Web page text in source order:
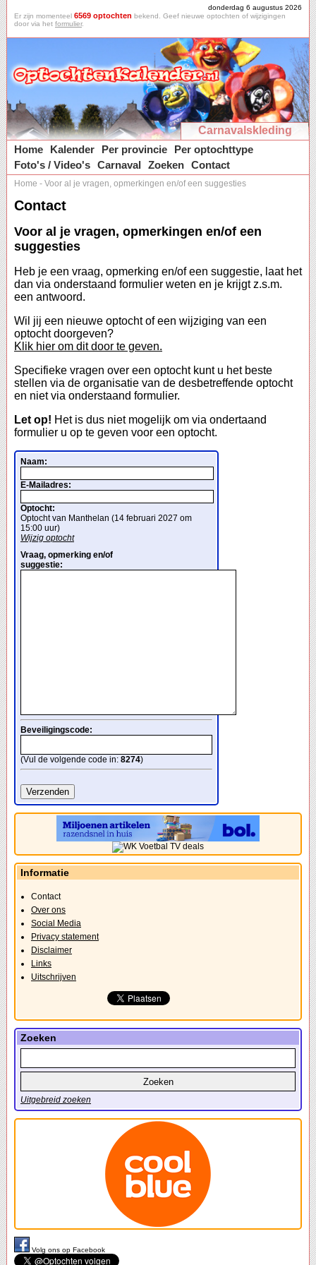
donderdag 6 augustus 2026
Er zijn momenteel 6569 optochten bekend. Geef nieuwe optochten of wijzigingen
door via het formulier.
Carnavalskleding
Home
Kalender Per provincie
Per optochttype
Foto's / Video's Carnaval Zoeken Contact
Home - Voor al je vragen, opmerkingen en/of een suggesties
Contact
Voor al je vragen, opmerkingen en/of een
suggesties
Heb je een vraag, opmerking en/of een suggestie, laat het
dan via onderstaand formulier weten en je krijgt z.s.m.
een antwoord.
Wil jij een nieuwe optocht of een wijziging van een
optocht doorgeven?
Klik hier om dit door te geven.
Specifieke vragen over een optocht kunt u het beste
stellen via de organisatie van de desbetreffende optocht
en niet via onderstaand formulier.
Let op! Het is dus niet mogelijk om via ondertaand
formulier u op te geven voor een optocht.
Naam:
E-Mailadres:
Optocht:
Optocht van Manthelan (14 februari 2027 om
15:00 uur)
Wijzig optocht
Vraag, opmerking en/of
suggestie:
Beveiligingscode:
(Vul de volgende code in: 8274)
Informatie
Contact
Over ons
Social Media
Privacy statement
Disclaimer
Links
Uitschrijven
Zoeken
Uitgebreid zoeken
Volg ons op Facebook